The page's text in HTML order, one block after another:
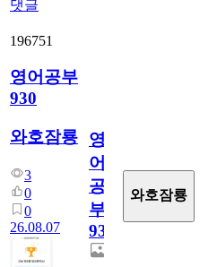
댓글
196751
영어공부
930
와호잠룡
3
0
0
26.08.07
영
어
공
부
930
와호잠룡